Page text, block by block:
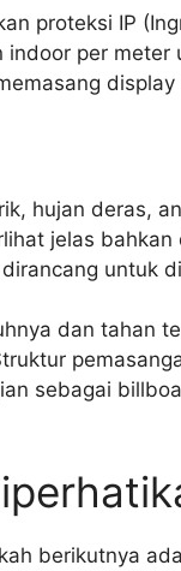
proteksi IP
per meter
hujan deras,
jelas
untuk
dan tahan
sebagai
berikutnya